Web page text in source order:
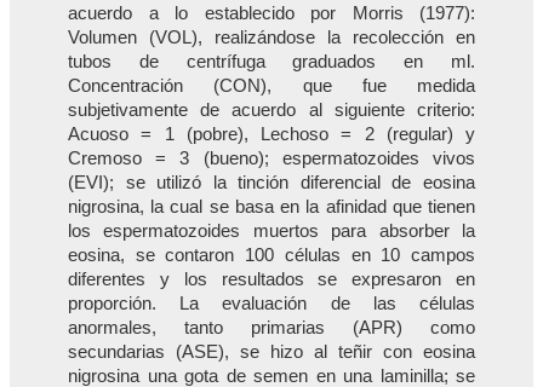
acuerdo a lo establecido por Morris (1977):
Volumen (VOL), realizándose la recolección en
tubos de centrífuga graduados en ml.
Concentración (CON), que fue medida
subjetivamente de acuerdo al siguiente criterio:
Acuoso = 1 (pobre), Lechoso = 2 (regular) y
Cremoso = 3 (bueno); espermatozoides vivos
(EVI); se utilizó la tinción diferencial de eosina
nigrosina, la cual se basa en la afinidad que tienen
los espermatozoides muertos para absorber la
eosina, se contaron 100 células en 10 campos
diferentes y los resultados se expresaron en
proporción. La evaluación de las células
anormales, tanto primarias (APR) como
secundarias (ASE), se hizo al teñir con eosina
nigrosina una gota de semen en una laminilla; se